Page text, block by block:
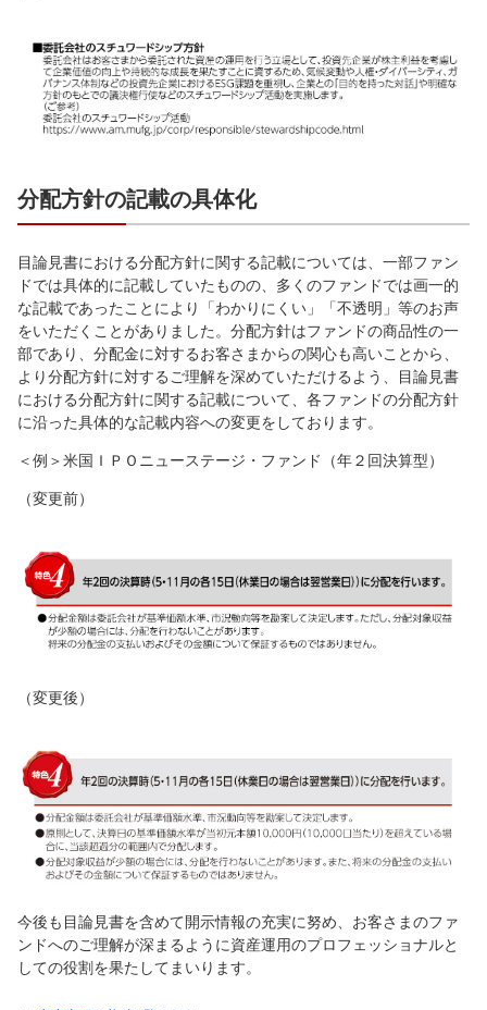
分配方針の記載の具体化
目論見書における分配方針に関する記載については、一部ファン
ドでは具体的に記載していたものの、多くのファンドでは画一的
な記載であったことにより「わかりにくい」「不透明」等のお声
をいただくことがありました。分配方針はファンドの商品性の一
部であり、分配金に対するお客さまからの関心も高いことから、
より分配方針に対するご理解を深めていただけるよう、目論見書
における分配方針に関する記載について、各ファンドの分配方針
に沿った具体的な記載内容への変更をしております。
＜例＞米国ＩＰＯニューステージ・ファンド（年２回決算型）
（変更前）
（変更後）
今後も目論見書を含めて開示情報の充実に努め、お客さまのファ
ンドへのご理解が深まるように資産運用のプロフェッショナルと
しての役割を果たしてまいります。